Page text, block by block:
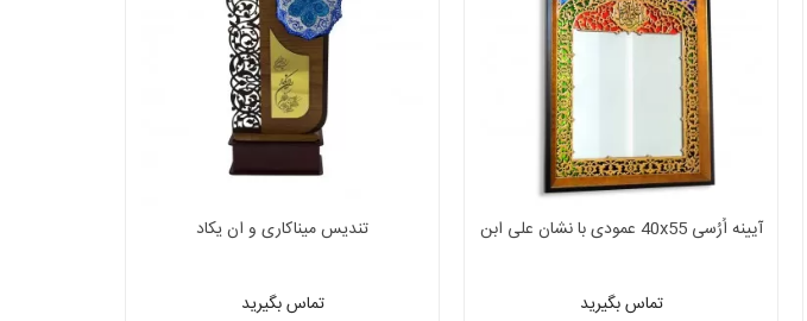
آیینه اُرُسی 40x55 عمودی با نشان علی ابن
تماس بگیرید
تندیس میناکاری و ان‌ یکاد
تماس بگیرید